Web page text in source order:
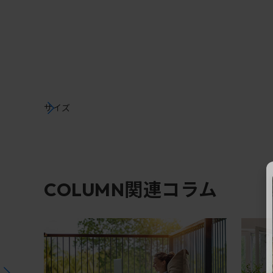
サイズ
COLUMN関連コラム